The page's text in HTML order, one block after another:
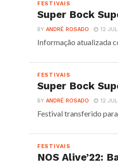
FESTIVAIS
Super Bock
BY ANDRÉ ROSADO 12
Informação atualizada
FESTIVAIS
Super Bock
BY ANDRÉ ROSADO 12
Festival transferido
FESTIVAIS
NOS Alive’22: